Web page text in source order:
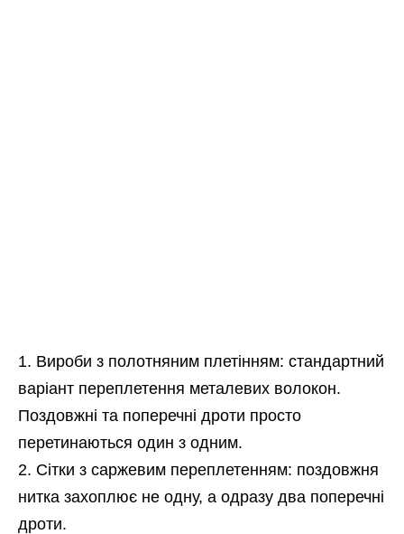
Вироби з полотняним плетінням: стандартний
варіант переплетення металевих волокон.
Поздовжні та поперечні дроти просто
перетинаються один з одним.
Сітки з саржевим переплетенням: поздовжня
нитка захоплює не одну, а одразу два поперечні
дроти.